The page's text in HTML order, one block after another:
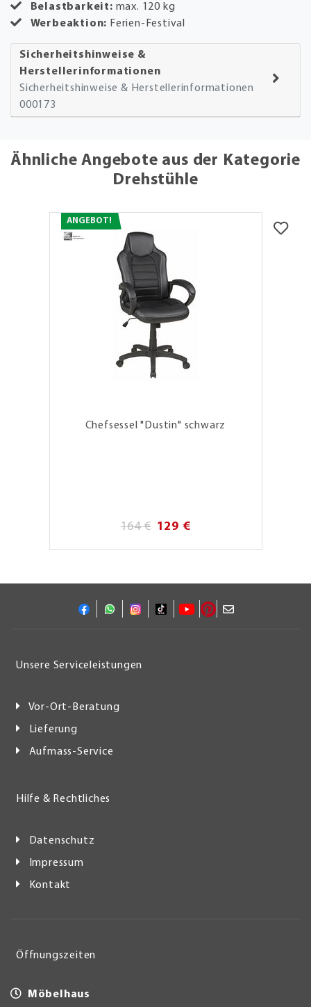
Belastbarkeit: max. 120 kg
Werbeaktion: Ferien-Festival
Sicherheitshinweise &
Herstellerinformationen
Sicherheitshinweise & Herstellerinformationen
000173
Ähnliche Angebote aus der Kategorie
Drehstühle
ANGEBOT!
Chefsessel "Dustin" schwarz
164 € 129 €
Unsere Serviceleistungen
Vor-Ort-Beratung
Lieferung
Aufmass-Service
Hilfe & Rechtliches
Datenschutz
Impressum
Kontakt
Öffnungszeiten
Möbelhaus